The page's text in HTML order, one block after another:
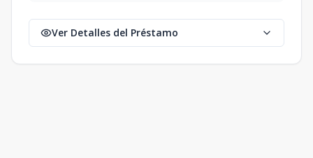
Ver Detalles del Préstamo